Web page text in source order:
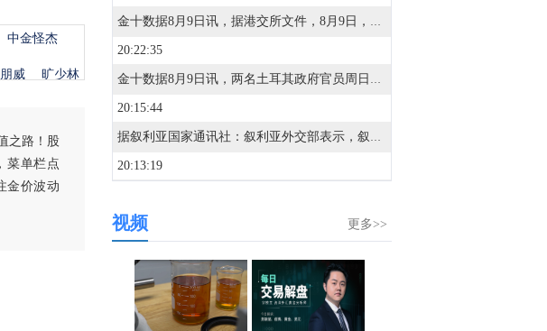
中金怪杰
威 旷少林
之路！股
菜单栏点
金价波动
金十数据8月9日讯，据港交所文件，8月9日，北京君正集成电路股份有限公司更新聆讯后资料集，意味着该公司港交所IPO通过聆讯。
20:22:35
金十数据8月9日讯，两名土耳其政府官员周日表示，尽管安全担忧加剧，但船只目前仍顺利通过土耳其海峡前往黑海。此前，在黑海船只（包括土耳其籍船只）遭到袭击后，土耳其当局已限制进入黑海的商用船舶交通。土耳其已就黑海袭击事件向乌克兰和俄罗斯多次发出警告，敦促交战双方采取措施确保该地区的航行安全。周六，土耳其外交部长哈坎·菲丹表示，安卡拉已向莫斯科和基辅传达，他们应宣布暂停在黑海的袭击活动。上述要求匿名的官员表示，土耳其因对安全状况感到严重不安已有一段时间，因此实施了一些临时措施，但在《蒙特勒公约》规定的条件下，通行是畅通的。
20:15:44
据叙利亚国家通讯社：叙利亚外交部表示，叙利亚与俄罗斯将在备忘录框架下开始重组俄罗斯在叙利亚沿海的存在。
20:13:19
20:08:53
20:06:34
更多>>
视频